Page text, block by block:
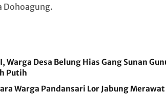
Dohoagung.
Warga Desa Belung Hias Gang Sunan
Putih
Warga Pandansari Lor Jabung